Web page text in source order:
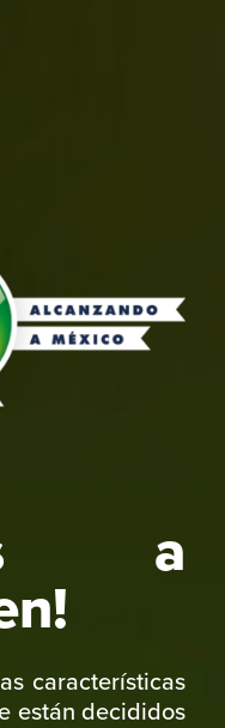
a
características
están decididos